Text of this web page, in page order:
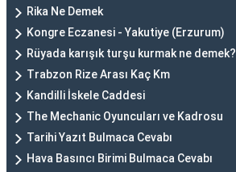
Rika Ne Demek
Kongre Eczanesi - Yakutiye (Erzurum)
Rüyada karışık turşu kurmak ne demek?
Trabzon Rize Arası Kaç Km
Kandilli İskele Caddesi
The Mechanic Oyuncuları ve Kadrosu
Tarihi Yazıt Bulmaca Cevabı
Hava Basıncı Birimi Bulmaca Cevabı